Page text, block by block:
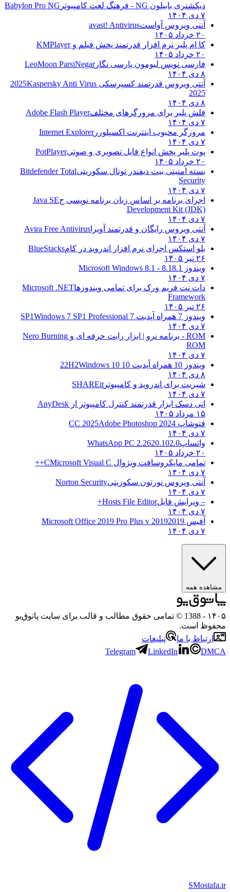
دیکشنری بابیلون NG - فرهنگ لغت کامپیوتر
Babylon Pro NG
۷ دی ۱۴۰۴
آنتی ویروس آواستavast! Antivirus
۲۰ خرداد ۱۴۰۵
کا ام پلیر نرم افزار قدرتمند پخش فیلم وKMPlayer
۲۰ خرداد ۱۴۰۵
فارسی نویس لیومون پارسی نگارLeoMoon ParsiNegar
۸ دی ۱۴۰۴
آنتی ویروس قدرتمند کسپرسکی 2025 Kaspersky Anti Virus
2025
۸ دی ۱۴۰۴
فلش پلیر برای مرورگرهای مختلفAdobe Flash Player
۷ دی ۱۴۰۴
مرورگر محبوب اینترنت اکسپلوررInternet Explorer
۷ دی ۱۴۰۴
پوت پلیر پخش انواع فایل تصویری و صوتیPotPlayer
۲۰ خرداد ۱۴۰۵
بسته امنیتی بیت دیفندر توتال سکوریتیBitdefender Total
Security
۷ دی ۱۴۰۴
اجرای برنامه بر اساس زبان برنامه نویسی جJava SE
Development Kit (JDK)
۷ دی ۱۴۰۴
آنتی ویروس رایگان و قدرتمند آویرا Avira Free Antivirus
۷ دی ۱۴۰۴
بلو استکس اجرای نرم افزار اندروید در کامBlueStacks
۲۶ تیر ۱۴۰۵
ویندوز 8.1
8.1 - Microsoft Windows 8.1
۷ دی ۱۴۰۴
دات نت فریم ورک برای تمامی ویندوزهاMicrosoft .NET
Framework
۲۶ تیر ۱۴۰۵
ویندوز 7 همراه آپدیت 7 SP1
Windows 7 SP1 Professional
۷ دی ۱۴۰۴
ROM - برنامه نرو | ابزار رایت حرفه ای و
Nero Burning
ROM
۷ دی ۱۴۰۴
ویندوز 10 همراه آپدیت 10 22H2
Windows 10
۸ دی ۱۴۰۴
شیریت برای اندروید و کامپیوتر SHAREit
۷ دی ۱۴۰۴
انی دسک ابزار قدرتمند کنترل کامپیوتر از AnyDesk
۱۵ مرداد ۱۴۰۵
فتوشاپ CC 2025 Adobe Photoshop 2024
۷ دی ۱۴۰۴
واتساپWhatsApp PC 2.2620.102.0
۲۰ خرداد ۱۴۰۵
تمامی مایکروسافت ویژوال C Microsoft Visual C++
۷ دی ۱۴۰۴
آنتی ویروس نورتون سکوریتیNorton Security
۷ دی ۱۴۰۴
– ویرایش فایلHosts File Editor+
۷ دی ۱۴۰۴
آفیس 2019 2019 Microsoft Office 2019 Pro Plus v
۷ دی ۱۴۰۴
مشاهده همه
۱۴۰۵
- 1388 © تمامی حقوق مطالب و قالب برای سایت پاتوق‌یو
محفوظ است.
ارتباط با ما
تبلیغات
Telegram
LinkedIn DMCA
SMostafa.ir